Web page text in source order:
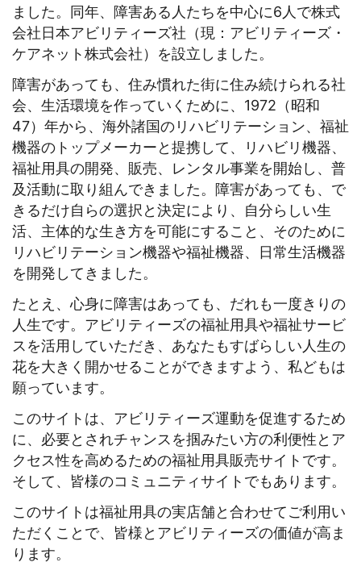
ました。同年、障害ある人たちを中心に6人で株式
会社日本アビリティーズ社（現：アビリティーズ・
ケアネット株式会社）を設立しました。
障害があっても、住み慣れた街に住み続けられる社
会、生活環境を作っていくために、1972（昭和
47）年から、海外諸国のリハビリテーション、福祉
機器のトップメーカーと提携して、リハビリ機器、
福祉用具の開発、販売、レンタル事業を開始し、普
及活動に取り組んできました。障害があっても、で
きるだけ自らの選択と決定により、自分らしい生
活、主体的な生き方を可能にすること、そのために
リハビリテーション機器や福祉機器、日常生活機器
を開発してきました。
たとえ、心身に障害はあっても、だれも一度きりの
人生です。アビリティーズの福祉用具や福祉サービ
スを活用していただき、あなたもすばらしい人生の
花を大きく開かせることができますよう、私どもは
願っています。
このサイトは、アビリティーズ運動を促進するため
に、必要とされチャンスを掴みたい方の利便性とア
クセス性を高めるための福祉用具販売サイトです。
そして、皆様のコミュニティサイトでもあります。
このサイトは福祉用具の実店舗と合わせてご利用い
ただくことで、皆様とアビリティーズの価値が高ま
ります。